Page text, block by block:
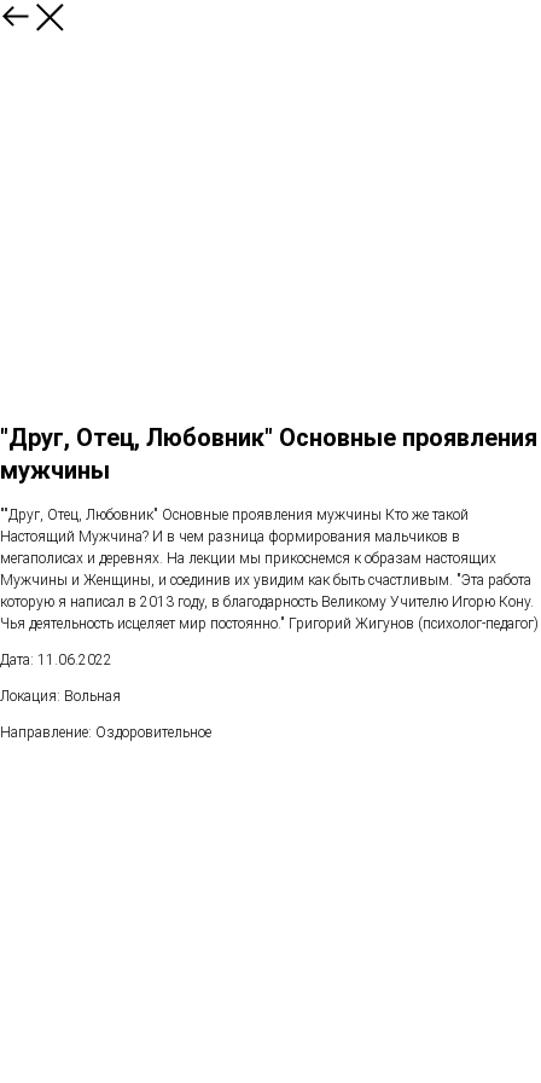
"Друг, Отец, Любовник" Основные проявления
мужчины
""Друг, Отец, Любовник" Основные проявления мужчины Кто же такой
Настоящий Мужчина? И в чем разница формирования мальчиков в
мегаполисах и деревнях. На лекции мы прикоснемся к образам настоящих
Мужчины и Женщины, и соединив их увидим как быть счастливым. "Эта работа
которую я написал в 2013 году, в благодарность Великому Учителю Игорю Кону.
Чья деятельность исцеляет мир постоянно." Григорий Жигунов (психолог-педагог)
Дата: 11.06.2022
Локация: Вольная
Направление: Оздоровительное